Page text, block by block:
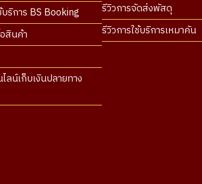
ริการ BS Booking
สินค้า
น์เก็บเงินปลายทาง
รีวิวการจัดส่งพัสดุ
รีวิวการใช้บริการเหมาคัน